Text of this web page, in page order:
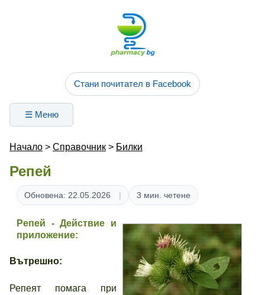
Стани почитател в Facebook
☰ Меню
Начало > Справочник > Билки
Репей
Обновена: 22.05.2026 3 мин. четене
Репей - Действие и
приложение:
Вътрешно:
Репеят помага при